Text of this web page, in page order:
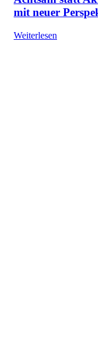
mit neuer
Weiterlesen